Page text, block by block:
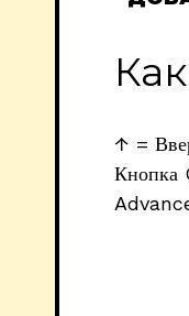
↑ =